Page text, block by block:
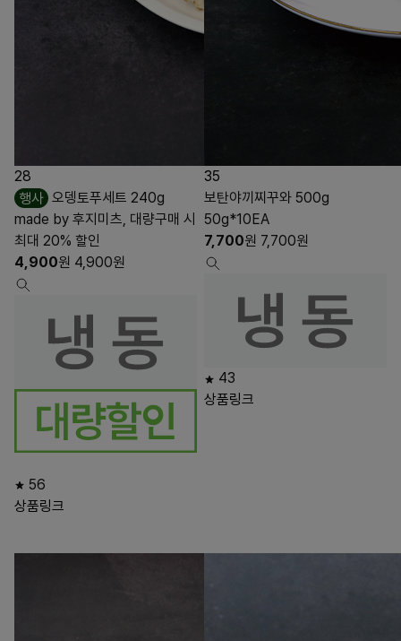
28
행사 오뎅토푸세트 240g
made by 후지미츠, 대량구매 시
최대 20% 할인
4,900원 4,900원
56
상품링크
35
보탄야끼찌꾸와 500g
50g*10EA
7,700원 7,700원
43
상품링크